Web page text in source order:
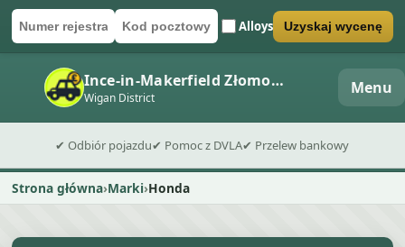
Numer rejestracyjny
Kod pocztowyAlloys
Wyślij formularz wyceny Uzyskaj wycenę
Ince-in-Makerfield Złomowisko
Wigan District Menu
✔ Odbiór pojazdu✔ Pomoc z DVLA✔ Przelew bankowy
Strona główna Marki Honda